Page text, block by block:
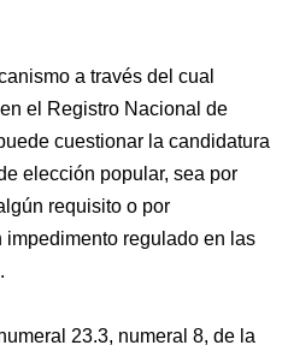
a través del cual
el Registro Nacional de
cuestionar la candidatura
elección popular, sea por
requisito o por
regulado en las
23.3, numeral 8, de la